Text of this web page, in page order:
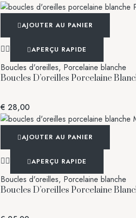
AJOUTER AU PANIER
APERÇU RAPIDE
Boucles d'oreilles, Porcelaine blanche
Boucles D’oreilles Porcelaine
€ 28,00
AJOUTER AU PANIER
APERÇU RAPIDE
Boucles d'oreilles, Porcelaine blanche
Boucles D’oreilles Porcelaine